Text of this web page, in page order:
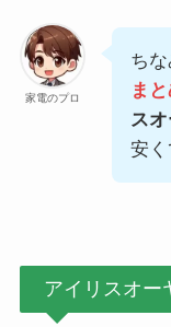
家電のプロ
ち
ま
ス
安く
アイリスオー